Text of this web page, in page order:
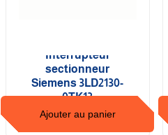
Interrupteur
sectionneur
Siemens 3LD2130-
0TK13
Ajouter au panier